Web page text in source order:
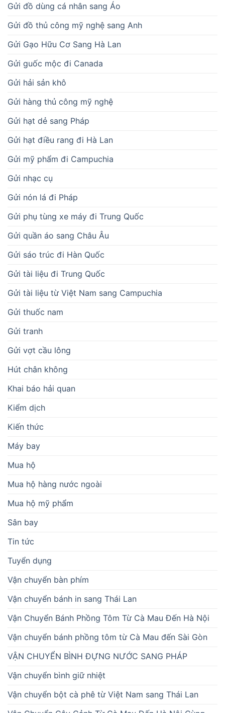
Gửi đồ dùng cá nhân sang Áo
Gửi đồ thủ công mỹ nghệ sang Anh
Gửi Gạo Hữu Cơ Sang Hà Lan
Gửi guốc mộc đi Canada
Gửi hải sản khô
Gửi hàng thủ công mỹ nghệ
Gửi hạt dẻ sang Pháp
Gửi hạt điều rang đi Hà Lan
Gửi mỹ phẩm đi Campuchia
Gửi nhạc cụ
Gửi nón lá đi Pháp
Gửi phụ tùng xe máy đi Trung Quốc
Gửi quần áo sang Châu Âu
Gửi sáo trúc đi Hàn Quốc
Gửi tài liệu đi Trung Quốc
Gửi tài liệu từ Việt Nam sang Campuchia
Gửi thuốc nam
Gửi tranh
Gửi vợt cầu lông
Hút chân không
Khai báo hải quan
Kiểm dịch
Kiến thức
Máy bay
Mua hộ
Mua hộ hàng nước ngoài
Mua hộ mỹ phẩm
Sân bay
Tin tức
Tuyển dụng
Vận chuyển bàn phím
Vận chuyển bánh in sang Thái Lan
Vận Chuyển Bánh Phồng Tôm Từ Cà Mau Đến Hà Nội
Vận chuyển bánh phồng tôm từ Cà Mau đến Sài Gòn
VẬN CHUYỂN BÌNH ĐỰNG NƯỚC SANG PHÁP
Vận chuyển bình giữ nhiệt
Vận chuyển bột cà phê từ Việt Nam sang Thái Lan